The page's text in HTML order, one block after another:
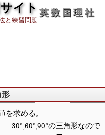
イト
練習問題
英 数 国 理 社
形
を求める。
30°,60°,90°の三角形なので